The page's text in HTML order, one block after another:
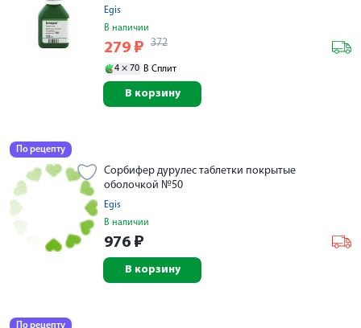
Egis
В наличии
279 ₽ 372
4 × 70 В Сплит
В корзину
По рецепту
Сорбифер дурулес таблетки покрытые
оболочкой №50
Egis
В наличии
976 ₽
В корзину
По рецепту